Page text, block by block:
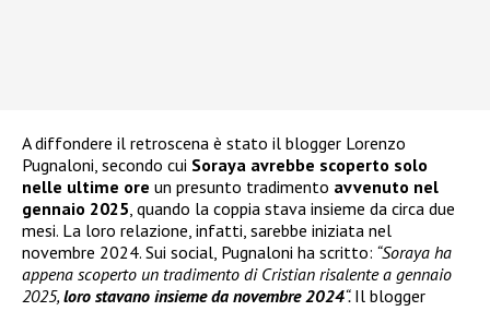
A diffondere il retroscena è stato il blogger Lorenzo
Pugnaloni, secondo cui Soraya avrebbe scoperto solo
nelle ultime ore un presunto tradimento avvenuto nel
gennaio 2025 , quando la coppia stava insieme da circa due
mesi. La loro relazione, infatti, sarebbe iniziata nel
novembre 2024. Sui social, Pugnaloni ha scritto: “Soraya ha
appena scoperto un tradimento di Cristian risalente a gennaio
2025, loro stavano insieme da novembre 2024“. Il blogger